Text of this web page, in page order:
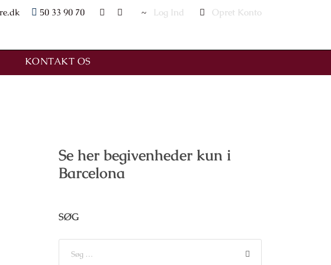
50 33 90 70 Log Ind Opret Konto
KONTAKT OS
Se her begivenheder kun i
Barcelona
SØG